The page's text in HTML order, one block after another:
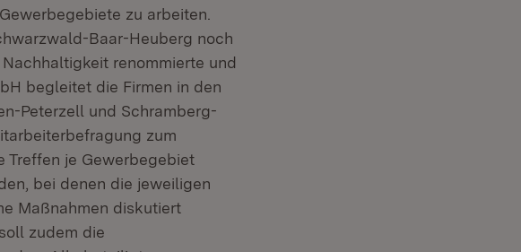
zu arbeiten.
Baar-Heuberg noch
renommierte und
begleitet die Firmen in den
Peterzell und Schramberg-
zum
je Gewerbegebiet
bei denen die jeweiligen
Maßnahmen diskutiert
zudem die